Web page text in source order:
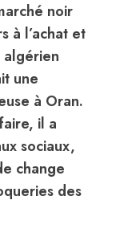
noir
à l’achat et
algérien
une
à Oran.
il a
sociaux,
change
des